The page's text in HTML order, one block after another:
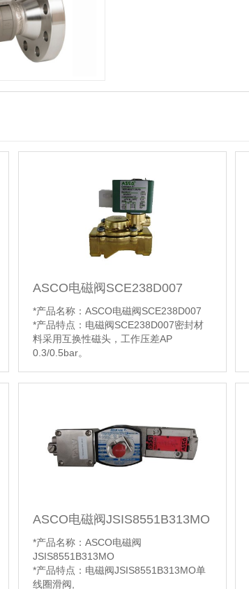
ASCO电磁阀SCE238D007
*产品名称：ASCO电磁阀SCE238D007
*产品特点：电磁阀SCE238D007密封材
料采用互换性磁头，工作压差AP
0.3/0.5bar。
通阀适用于水，空气和惰性气体等气体/液
【详情】
ASCO电磁阀JSIS8551B313MO
*产品名称：ASCO电磁阀
JSIS8551B313MO
*产品特点：电磁阀JSIS8551B313MO单
线圈滑阀,